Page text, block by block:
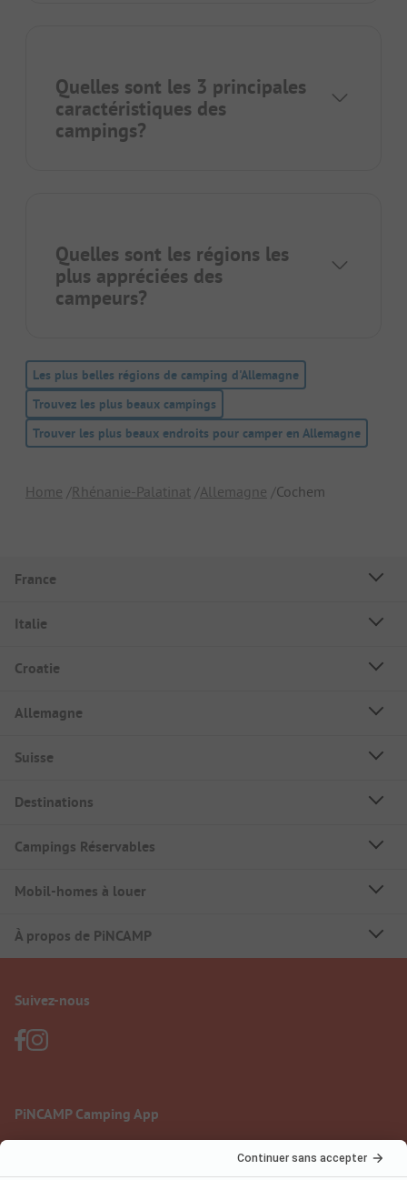
Quelles sont les 3 principales
caractéristiques des
campings?
Quelles sont les régions les
plus appréciées des
campeurs?
Les plus belles régions de camping d'Allemagne
Trouvez les plus beaux campings
Trouver les plus beaux endroits pour camper en Allemagne
Home Rhénanie-Palatinat Allemagne Cochem
France
Italie
Croatie
Allemagne
Suisse
Destinations
Campings Réservables
Mobil-homes à louer
À propos de PiNCAMP
Suivez-nous
PiNCAMP Camping App